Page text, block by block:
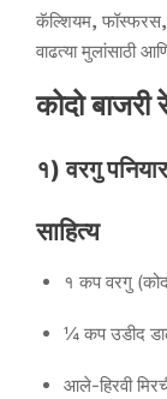
कॅल्शियम, फॉस्फरस,
वाढत्या मुलांसाठी
कोदो बाजरी
१) वरगु
साहित्य
१ कप वरगु
¼ कप उडीद
आले-हिरवी